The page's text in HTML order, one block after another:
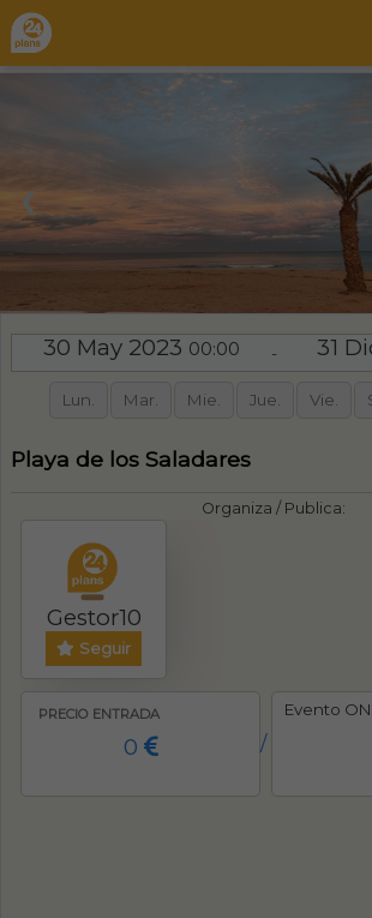
❮
30 May 2023 00:00 - 31
Lun. Mar. Mie. Jue. Vie.
Playa de los Saladares
Organiza / Publica:
Gestor10
Seguir
PRECIO ENTRADA
0 /
Evento